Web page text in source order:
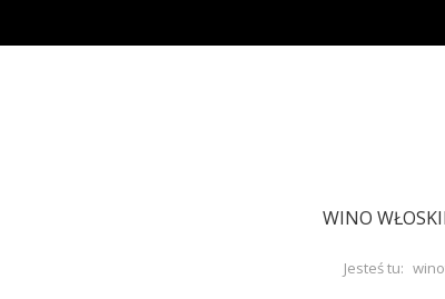
WINO
Jesteś tu: